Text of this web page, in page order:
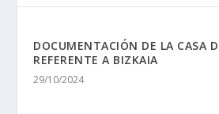
DOCUMENTACIÓN DE LA CASA
REFERENTE A BIZKAIA
29/10/2024